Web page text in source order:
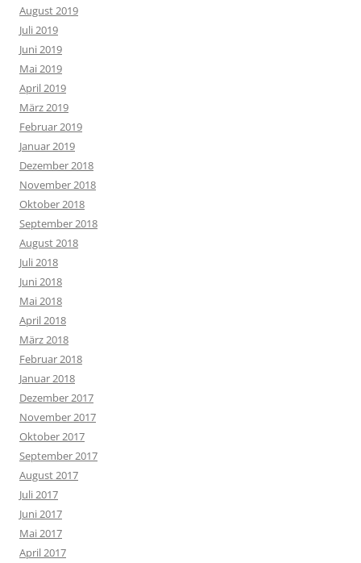
August 2019
Juli 2019
Juni 2019
Mai 2019
April 2019
März 2019
Februar 2019
Januar 2019
Dezember 2018
November 2018
Oktober 2018
September 2018
August 2018
Juli 2018
Juni 2018
Mai 2018
April 2018
März 2018
Februar 2018
Januar 2018
Dezember 2017
November 2017
Oktober 2017
September 2017
August 2017
Juli 2017
Juni 2017
Mai 2017
April 2017